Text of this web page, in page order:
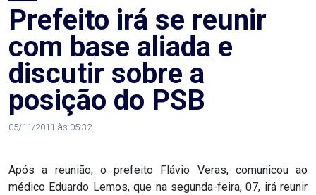
ALEGRIA
ALRN
ANIVERSARIANTE
ARTICULAÇÃO
ARTIGO
Prefeito irá se reunir
com base aliada e
discutir sobre a
posição do PSB
05/11/2011 às 05:32
Após a reunião, o prefeito Flávio Veras, comunicou ao
médico Eduardo Lemos, que na segunda-feira, 07, irá reunir